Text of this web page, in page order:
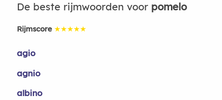
De beste rijmwoorden voor pomelo
Rijmscore ★★★★★
agio
agnio
albino